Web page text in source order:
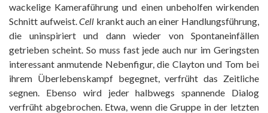
wackelige Kameraführung und einen unbeholfen wirkenden
Schnitt aufweist.Cell krankt auch an einer Handlungsführung,
die uninspiriert und dann wieder von Spontaneinfällen
getrieben scheint. So muss fast jede auch nur im Geringsten
interessant anmutende Nebenfigur, die Clayton und Tom bei
ihrem Überlebenskampf begegnet, verfrüht das Zeitliche
segnen. Ebenso wird jeder halbwegs spannende Dialog
verfrüht abgebrochen. Etwa, wenn die Gruppe in der letzten